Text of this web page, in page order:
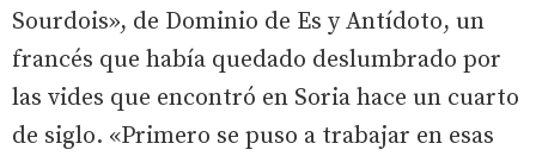
Sourdois», de Dominio de Es y Antídoto, un
francés que había quedado deslumbrado por
las vides que encontró en Soria hace un cuarto
de siglo. «Primero se puso a trabajar en esas